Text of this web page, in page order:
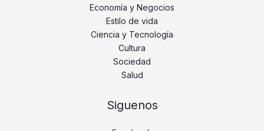
Economía y Negocios
Estilo de vida
Ciencia y Tecnología
Cultura
Sociedad
Salud
Siguenos